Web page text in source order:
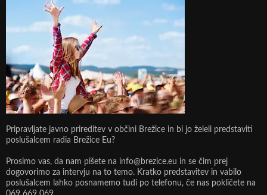
Pripravljate javno prireditev v občini Brežice in bi jo želeli predstaviti
poslušalcem radia Brežice Eu?
Prosimo vas, da nam pišete na info@brezice.eu in se čim prej
dogovorimo za intervju na to temo. Kratko predstavitev in vabilo
poslušalcem lahko posnamemo tudi po telefonu, če nas pokličete na